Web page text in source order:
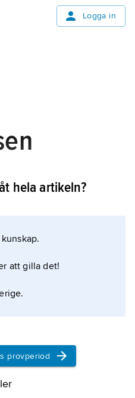
Logga in
sacratissima
sånger tillägnade
tyska boktryckare i
(1517). Georg Coci
hela artikeln?
att gilla det!
provperiod